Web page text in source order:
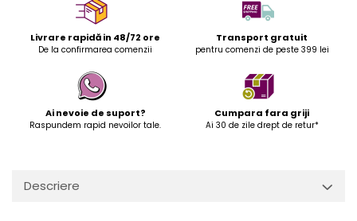
Livrare rapidă in 48/72 ore
De la confirmarea comenzii
Transport gratuit
pentru comenzi de peste 399 lei
Ai nevoie de suport?
Raspundem rapid nevoilor tale.
Cumpara fara griji
Ai 30 de zile drept de retur*
Descriere